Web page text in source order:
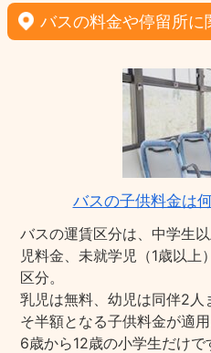
バスの料金や停留所に
バスの子供料金は
バスの運賃区分は、中学生
児料金、未就学児（1歳以
区分。
乳児は無料、幼児は同伴2人
そ半額となる子供料金が適
6歳から12歳の小学生だけで